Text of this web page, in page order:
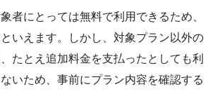
者にとっては無料で利用できるため、
いえます。しかし、対象プラン以外の
たとえ追加料金を支払ったとしても利
いため、事前にプラン内容を確認する